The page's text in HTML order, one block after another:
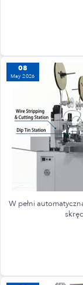
08
May 2026
W pełni